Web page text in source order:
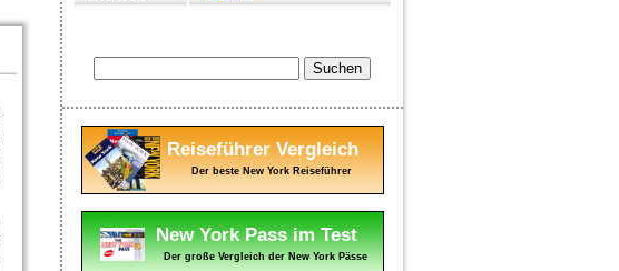
Reiseführer Vergleich
Der beste New York Reiseführer
New York Pass im Test
Der große Vergleich der New York Pässe